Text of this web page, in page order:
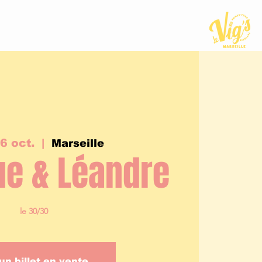
oct.
  |
Marseille
& Léandre
le 30/30